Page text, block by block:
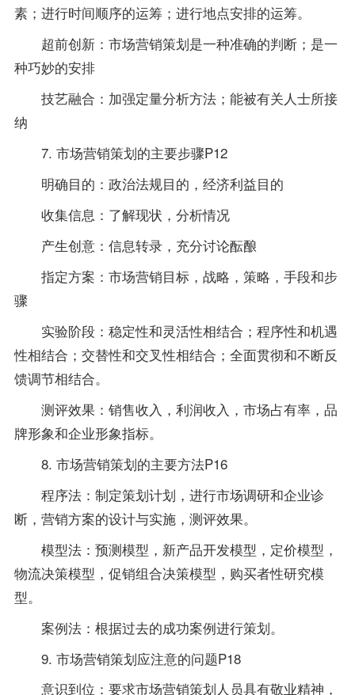
素；进行时间顺序的运筹；进行地点安排的运筹。
超前创新：市场营销策划是一种准确的判断；是一
种巧妙的安排
技艺融合：加强定量分析方法；能被有关人士所接
纳
7. 市场营销策划的主要步骤P12
明确目的：政治法规目的，经济利益目的
收集信息：了解现状，分析情况
产生创意：信息转录，充分讨论酝酿
指定方案：市场营销目标，战略，策略，手段和步
骤
实验阶段：稳定性和灵活性相结合；程序性和机遇
性相结合；交替性和交叉性相结合；全面贯彻和不断反
馈调节相结合。
测评效果：销售收入，利润收入，市场占有率，品
牌形象和企业形象指标。
8. 市场营销策划的主要方法P16
程序法：制定策划计划，进行市场调研和企业诊
断，营销方案的设计与实施，测评效果。
模型法：预测模型，新产品开发模型，定价模型，
物流决策模型，促销组合决策模型，购买者性研究模
型。
案例法：根据过去的成功案例进行策划。
9. 市场营销策划应注意的问题P18
意识到位：要求市场营销策划人员具有敬业精神，